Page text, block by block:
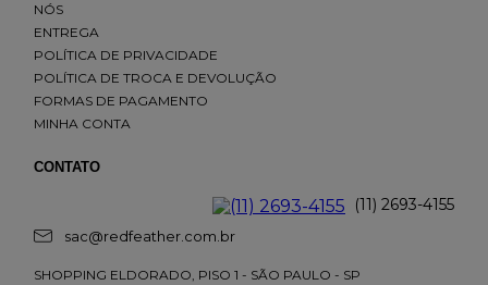
NÓS
ENTREGA
POLÍTICA DE PRIVACIDADE
POLÍTICA DE TROCA E DEVOLUÇÃO
FORMAS DE PAGAMENTO
MINHA CONTA
CONTATO
(11) 2693-4155
sac@redfeather.com.br
SHOPPING ELDORADO, PISO 1 - SÃO PAULO - SP